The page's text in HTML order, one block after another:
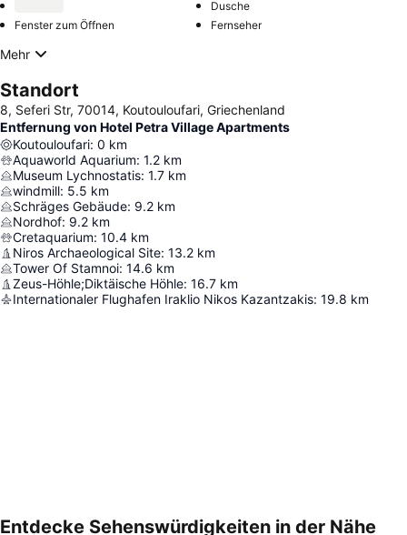
Dusche
Fenster zum Öffnen
Fernseher
Mehr
Standort
8, Seferi Str, 70014, Koutouloufari, Griechenland
Entfernung von Hotel Petra Village Apartments
Koutouloufari: 0 km
Aquaworld Aquarium: 1.2 km
Museum Lychnostatis: 1.7 km
windmill: 5.5 km
Schräges Gebäude: 9.2 km
Nordhof: 9.2 km
Cretaquarium: 10.4 km
Niros Archaeological Site: 13.2 km
Tower Of Stamnoi: 14.6 km
Zeus-Höhle;Diktäische Höhle: 16.7 km
Internationaler Flughafen Iraklio Nikos Kazantzakis: 19.8 km
Entdecke Sehenswürdigkeiten in der Nähe